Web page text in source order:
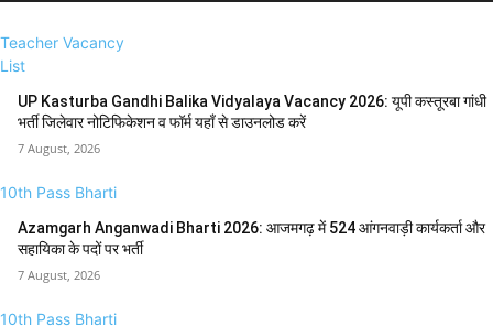
Teacher Vacancy
List
UP Kasturba Gandhi Balika Vidyalaya Vacancy 2026: यूपी कस्तूरबा गांधी
भर्ती जिलेवार नोटिफिकेशन व फॉर्म यहाँ से डाउनलोड करें
7 August, 2026
10th Pass Bharti
Azamgarh Anganwadi Bharti 2026: आजमगढ़ में 524 आंगनवाड़ी कार्यकर्ता और
सहायिका के पदों पर भर्ती
7 August, 2026
10th Pass Bharti